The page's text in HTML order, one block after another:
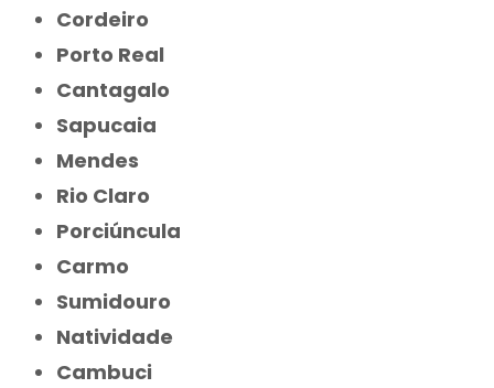
Cordeiro
Porto Real
Cantagalo
Sapucaia
Mendes
Rio Claro
Porciúncula
Carmo
Sumidouro
Natividade
Cambuci